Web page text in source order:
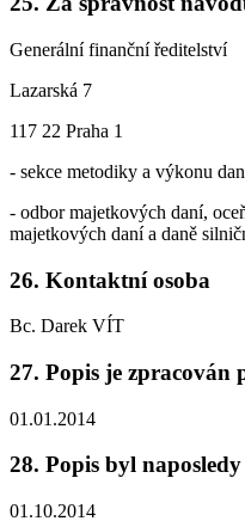
Generální finanční ředitelství
Lazarská 7
117 22 Praha 1
- sekce metodiky a výkonu
- odbor majetkových daní,
majetkových daní a daně
26. Kontaktní osoba
Bc. Darek VÍT
27. Popis je zpracován
01.01.2014
28. Popis byl
01.10.2014